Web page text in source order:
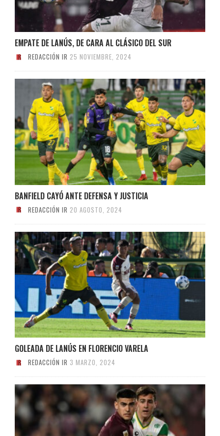
EMPATE DE LANÚS, DE CARA AL CLÁSICO DEL SUR
REDACCIÓN IR 25 NOVIEMBRE, 2024
BANFIELD CAYÓ ANTE DEFENSA Y JUSTICIA
REDACCIÓN IR 20 AGOSTO, 2024
GOLEADA DE LANÚS EN FLORENCIO VARELA
REDACCIÓN IR 3 MARZO, 2024